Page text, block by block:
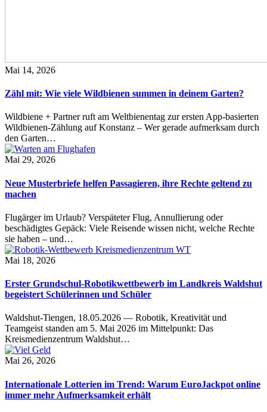
Mai 14, 2026
Zähl mit: Wie viele Wildbienen summen in deinem Garten?
Wildbiene + Partner ruft am Weltbienentag zur ersten App-basierten
Wildbienen-Zählung auf Konstanz – Wer gerade aufmerksam durch
den Garten…
Mai 29, 2026
Neue Musterbriefe helfen Passagieren, ihre Rechte geltend zu
machen
Flugärger im Urlaub? Verspäteter Flug, Annullierung oder
beschädigtes Gepäck: Viele Reisende wissen nicht, welche Rechte
sie haben – und…
Mai 18, 2026
Erster Grundschul-Robotikwettbewerb im Landkreis Waldshut
begeistert Schülerinnen und Schüler
Waldshut-Tiengen, 18.05.2026 — Robotik, Kreativität und
Teamgeist standen am 5. Mai 2026 im Mittelpunkt: Das
Kreismedienzentrum Waldshut…
Mai 26, 2026
Internationale Lotterien im Trend: Warum EuroJackpot online
immer mehr Aufmerksamkeit erhält